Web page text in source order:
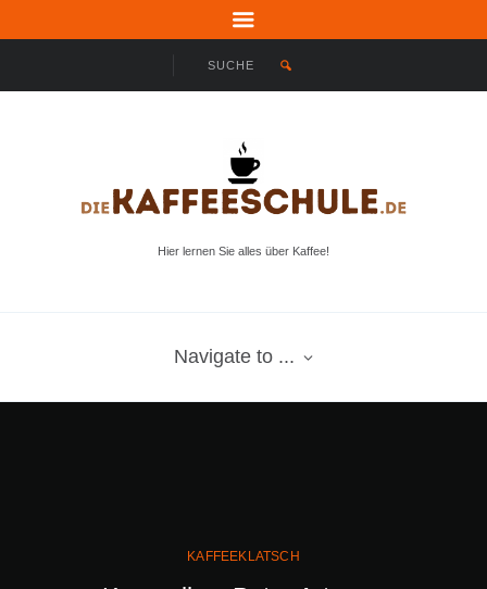
Hier lernen Sie alles über Kaffee!
Navigate to ...
KAFFEEKLATSCH